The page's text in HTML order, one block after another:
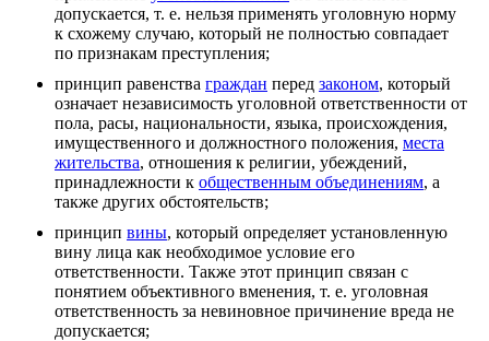
допускается, т. е. нельзя применять уголовную норму
к схожему случаю, который не полностью совпадает
по признакам преступления;
принцип равенства граждан перед законом, который
означает независимость уголовной ответственности от
пола, расы, национальности, языка, происхождения,
имущественного и должностного положения, места
жительства, отношения к религии, убеждений,
принадлежности к общественным объединениям, а
также других обстоятельств;
принцип вины, который определяет установленную
вину лица как необходимое условие его
ответственности. Также этот принцип связан с
понятием объективного вменения, т. е. уголовная
ответственность за невиновное причинение вреда не
допускается;